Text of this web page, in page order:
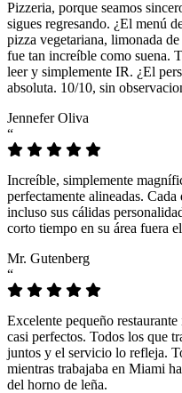
Pizzeria, porque seamos
sigues regresando. ¿El menú
pizza vegetariana, limonada
fue tan increíble como suena.
leer y simplemente IR. ¿El
absoluta. 10/10, sin
Jennefer Oliva
“
Increíble, simplemente
perfectamente alineadas.
incluso sus cálidas
corto tiempo en su área fuera
Mr. Gutenberg
“
Excelente pequeño
casi perfectos. Todos los que
juntos y el servicio lo refleja.
mientras trabajaba en Miami
del horno de leña.